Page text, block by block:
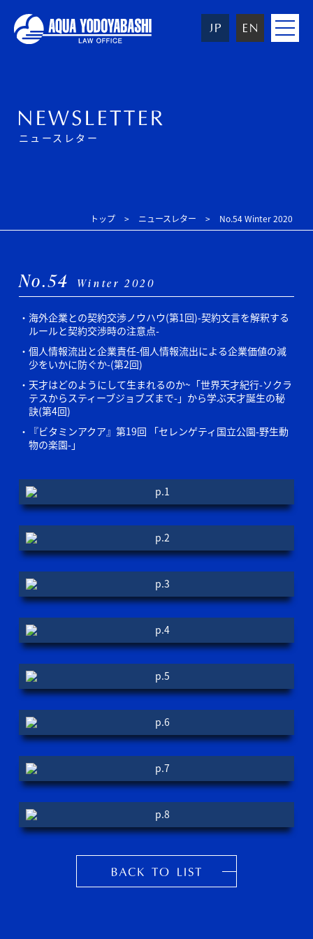
toggle
ニュースレター
トップ ニュースレター No.54 Winter 2020
No.54 Winter 2020
海外企業との契約交渉ノウハウ(第1回)-契約文言を解釈する
ルールと契約交渉時の注意点-
個人情報流出と企業責任-個人情報流出による企業価値の減
少をいかに防ぐか-(第2回)
天才はどのようにして生まれるのか~「世界天才紀行-ソクラ
テスからスティーブジョブズまで-」から学ぶ天才誕生の秘
訣(第4回)
『ビタミンアクア』第19回 「セレンゲティ国立公園-野生動
物の楽園-」